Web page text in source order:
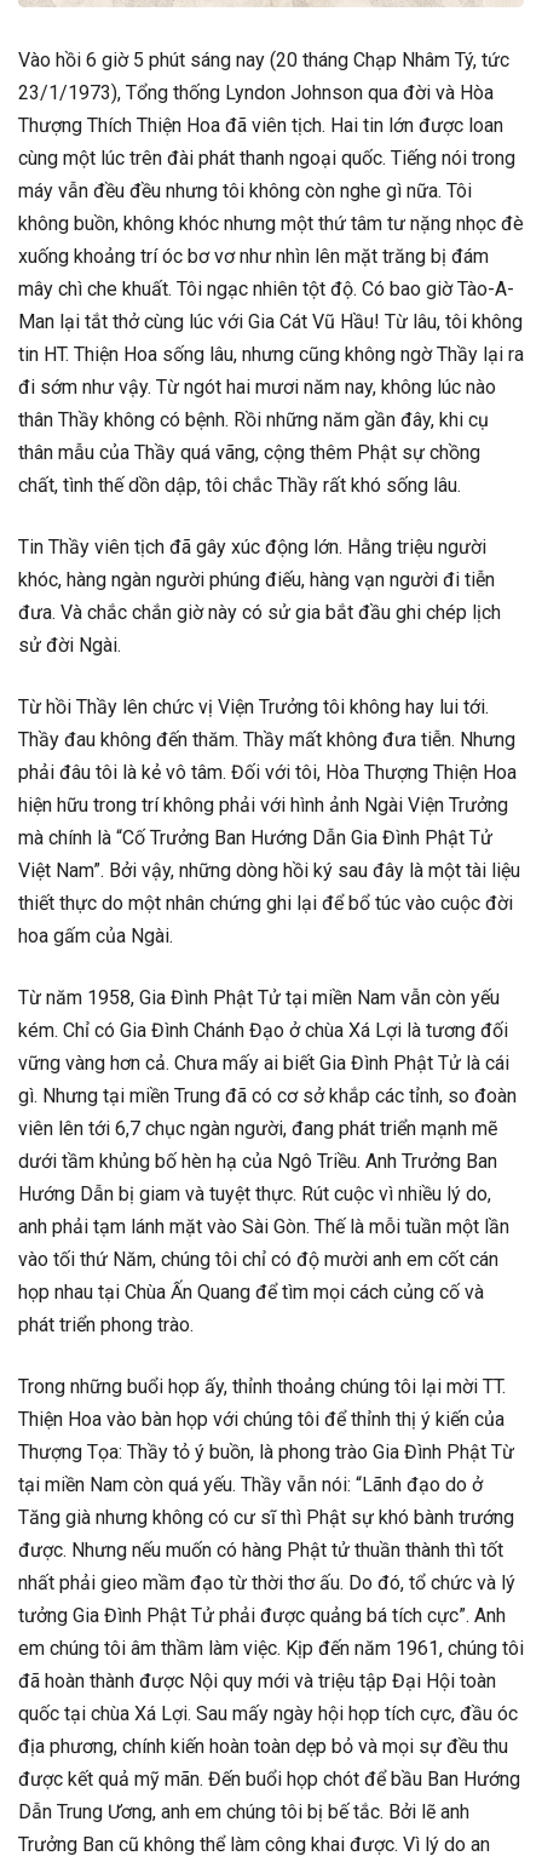
Vào hồi 6 giờ 5 phút sáng nay (20 tháng Chạp Nhâm Tý, tức
23/1/1973), Tổng thống Lyndon Johnson qua đời và Hòa
Thượng Thích Thiện Hoa đã viên tịch. Hai tin lớn được loan
cùng một lúc trên đài phát thanh ngoại quốc. Tiếng nói trong
máy vẫn đều đều nhưng tôi không còn nghe gì nữa. Tôi
không buồn, không khóc nhưng một thứ tâm tư nặng nhọc đè
xuống khoảng trí óc bơ vơ như nhìn lên mặt trăng bị đám
mây chì che khuất. Tôi ngạc nhiên tột độ. Có bao giờ Tào-A-
Man lại tắt thở cùng lúc với Gia Cát Vũ Hầu! Từ lâu, tôi không
tin HT. Thiện Hoa sống lâu, nhưng cũng không ngờ Thầy lại ra
đi sớm như vậy. Từ ngót hai mươi năm nay, không lúc nào
thân Thầy không có bệnh. Rồi những năm gần đây, khi cụ
thân mẫu của Thầy quá vãng, cộng thêm Phật sự chồng
chất, tình thế dồn dập, tôi chắc Thầy rất khó sống lâu.
Tin Thầy viên tịch đã gây xúc động lớn. Hằng triệu người
khóc, hàng ngàn người phúng điếu, hàng vạn người đi tiễn
đưa. Và chắc chắn giờ này có sử gia bắt đầu ghi chép lịch
sử đời Ngài.
Từ hồi Thầy lên chức vị Viện Trưởng tôi không hay lui tới.
Thầy đau không đến thăm. Thầy mất không đưa tiễn. Nhưng
phải đâu tôi là kẻ vô tâm. Đối với tôi, Hòa Thượng Thiện Hoa
hiện hữu trong trí không phải với hình ảnh Ngài Viện Trưởng
mà chính là “Cố Trưởng Ban Hướng Dẫn Gia Đình Phật Tử
Việt Nam”. Bởi vậy, những dòng hồi ký sau đây là một tài liệu
thiết thực do một nhân chứng ghi lại để bổ túc vào cuộc đời
hoa gấm của Ngài.
Từ năm 1958, Gia Đình Phật Tử tại miền Nam vẫn còn yếu
kém. Chỉ có Gia Đình Chánh Đạo ở chùa Xá Lợi là tương đối
vững vàng hơn cả. Chưa mấy ai biết Gia Đình Phật Tử là cái
gì. Nhưng tại miền Trung đã có cơ sở khắp các tỉnh, so đoàn
viên lên tới 6,7 chục ngàn người, đang phát triển mạnh mẽ
dưới tầm khủng bố hèn hạ của Ngô Triều. Anh Trưởng Ban
Hướng Dẫn bị giam và tuyệt thực. Rút cuộc vì nhiều lý do,
anh phải tạm lánh mặt vào Sài Gòn. Thế là mỗi tuần một lần
vào tối thứ Năm, chúng tôi chỉ có độ mười anh em cốt cán
họp nhau tại Chùa Ấn Quang để tìm mọi cách củng cố và
phát triển phong trào.
Trong những buổi họp ấy, thỉnh thoảng chúng tôi lại mời TT.
Thiện Hoa vào bàn họp với chúng tôi để thỉnh thị ý kiến của
Thượng Tọa: Thầy tỏ ý buồn, là phong trào Gia Đình Phật Từ
tại miền Nam còn quá yếu. Thầy vẫn nói: “Lãnh đạo do ở
Tăng già nhưng không có cư sĩ thì Phật sự khó bành trướng
được. Nhưng nếu muốn có hàng Phật tử thuần thành thì tốt
nhất phải gieo mầm đạo từ thời thơ ấu. Do đó, tổ chức và lý
tưởng Gia Đình Phật Tử phải được quảng bá tích cực”. Anh
em chúng tôi âm thầm làm việc. Kịp đến năm 1961, chúng tôi
đã hoàn thành được Nội quy mới và triệu tập Đại Hội toàn
quốc tại chùa Xá Lợi. Sau mấy ngày hội họp tích cực, đầu óc
địa phương, chính kiến hoàn toàn dẹp bỏ và mọi sự đều thu
được kết quả mỹ mãn. Đến buổi họp chót để bầu Ban Hướng
Dẫn Trung Ương, anh em chúng tôi bị bế tắc. Bởi lẽ anh
Trưởng Ban cũ không thể làm công khai được. Vì lý do an